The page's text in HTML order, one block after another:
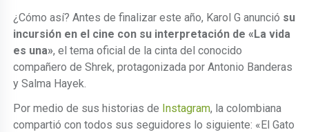
¿Cómo así? Antes de finalizar este año, Karol G anunció su
incursión en el cine con su interpretación de «La vida
es una», el tema oficial de la cinta del conocido
compañero de Shrek, protagonizada por Antonio Banderas
y Salma Hayek.
Por medio de sus historias de Instagram, la colombiana
compartió con todos sus seguidores lo siguiente: «El Gato